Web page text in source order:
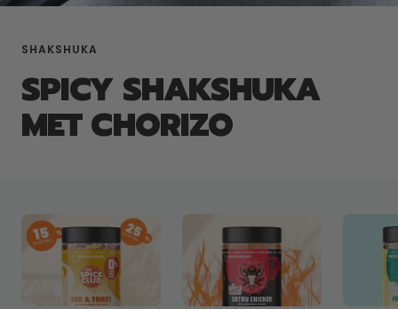
SHAKSHUKA
SPICY SHAKSHUKA
MET CHORIZO